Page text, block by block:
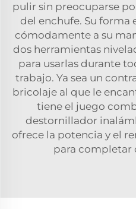
pulir sin preocuparse
del enchufe. Su forma
cómodamente a su
dos herramientas
para usarlas durante
trabajo. Ya sea un
bricolaje al que le
tiene el juego
destornillador
ofrece la potencia y el
para completar